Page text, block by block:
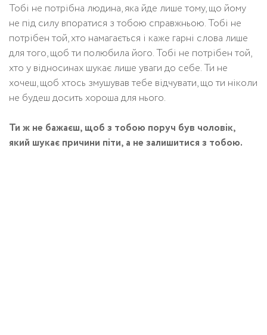
Тобі не потрібна людина, яка йде лише тому, що йому
не під силу впоратися з тобою справжньою. Тобі не
потрібен той, хто намагається і каже гарні слова лише
для того, щоб ти полюбила його. Тобі не потрібен той,
хто у відносинах шукає лише уваги до себе. Ти не
хочеш, щоб хтось змушував тебе відчувати, що ти ніколи
не будеш досить хороша для нього.
Ти ж не бажаєш, щоб з тобою поруч був чоловік,
який шукає причини піти, а не залишитися з тобою.